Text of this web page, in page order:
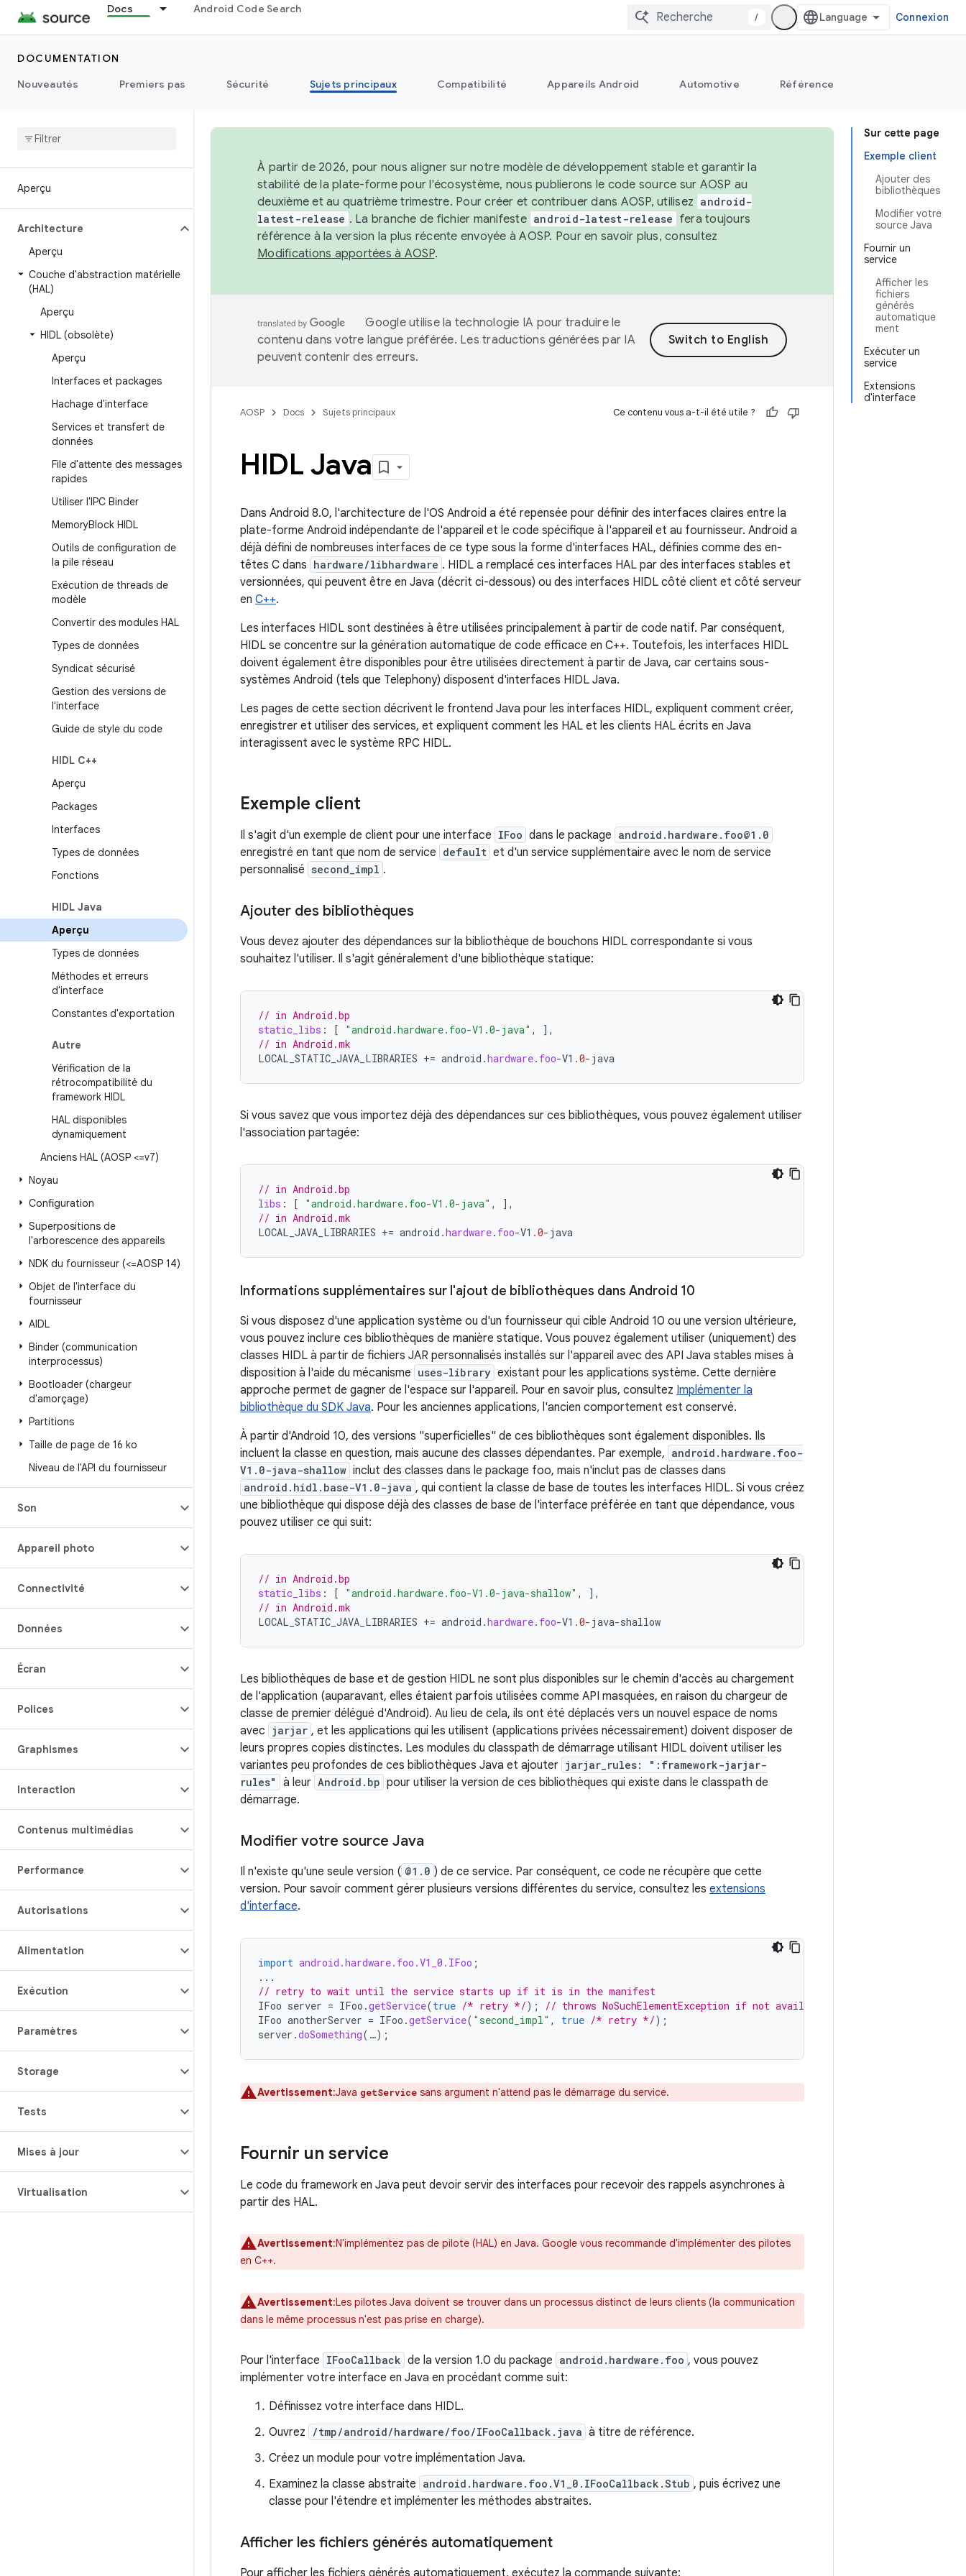
Docs Android Code Search
/ Connexion
DOCUMENTATION
Nouveautés
Premiers pas Sécurité Sujets principaux Compatibilité Appareils Android Automotive Référence
Aperçu
Architecture
Aperçu
Couche d'abstraction matérielle
(HAL)
Aperçu
HIDL (obsolète)
Aperçu
Interfaces et packages
Hachage d'interface
Services et transfert de
données
File d'attente des messages
rapides
Utiliser l'IPC Binder
MemoryBlock HIDL
Outils de configuration de
la pile réseau
Exécution de threads de
modèle
Convertir des modules HAL
Types de données
Syndicat sécurisé
Gestion des versions de
l'interface
Guide de style du code
HIDL C++
Aperçu
Packages
Interfaces
Types de données
Fonctions
HIDL Java
Aperçu
Types de données
Méthodes et erreurs
d'interface
Constantes d'exportation
Autre
Vérification de la
rétrocompatibilité du
framework HIDL
HAL disponibles
dynamiquement
Anciens HAL (AOSP <=v7)
Noyau
Configuration
Superpositions de
l'arborescence des appareils
NDK du fournisseur (<=AOSP 14)
Objet de l'interface du
fournisseur
AIDL
Binder (communication
interprocessus)
Bootloader (chargeur
d'amorçage)
Partitions
Taille de page de 16 ko
Niveau de l'API du fournisseur
Son
Appareil photo
Connectivité
Données
Écran
Polices
Graphismes
Interaction
Contenus multimédias
Performance
Autorisations
Alimentation
Exécution
Paramètres
Storage
Tests
Mises à jour
Virtualisation
Sur cette page
Exemple client
Ajouter des
bibliothèques
Modifier votre
source Java
Fournir un
service
Afficher les
fichiers
générés
automatique
ment
Exécuter un
service
Extensions
d'interface
À partir de 2026, pour nous aligner sur notre modèle de développement stable et garantir la
stabilité de la plate-forme pour l'écosystème, nous publierons le code source sur AOSP au
deuxième et au quatrième trimestre. Pour créer et contribuer dans AOSP, utilisez android-
latest-release . La branche de fichier manifeste android-latest-release fera toujours
référence à la version la plus récente envoyée à AOSP. Pour en savoir plus, consultez
Modifications apportées à AOSP.
Google utilise la technologie IA pour traduire le
contenu dans votre langue préférée. Les traductions générées par IA
peuvent contenir des erreurs.
AOSP Docs Sujets principaux Ce contenu vous a-t-il été utile ?
HIDL Java
Dans Android 8.0, l'architecture de l'OS Android a été repensée pour définir des interfaces claires entre la
plate-forme Android indépendante de l'appareil et le code spécifique à l'appareil et au fournisseur. Android a
déjà défini de nombreuses interfaces de ce type sous la forme d'interfaces HAL, définies comme des en-
têtes C dans hardware/libhardware . HIDL a remplacé ces interfaces HAL par des interfaces stables et
versionnées, qui peuvent être en Java (décrit ci-dessous) ou des interfaces HIDL côté client et côté serveur
en C++.
Les interfaces HIDL sont destinées à être utilisées principalement à partir de code natif. Par conséquent,
HIDL se concentre sur la génération automatique de code efficace en C++. Toutefois, les interfaces HIDL
doivent également être disponibles pour être utilisées directement à partir de Java, car certains sous-
systèmes Android (tels que Telephony) disposent d'interfaces HIDL Java.
Les pages de cette section décrivent le frontend Java pour les interfaces HIDL, expliquent comment créer,
enregistrer et utiliser des services, et expliquent comment les HAL et les clients HAL écrits en Java
interagissent avec le système RPC HIDL.
Exemple client
Il s'agit d'un exemple de client pour une interface IFoo dans le package android.hardware.foo@1.0
enregistré en tant que nom de service default et d'un service supplémentaire avec le nom de service
personnalisé second_impl .
Ajouter des bibliothèques
Vous devez ajouter des dépendances sur la bibliothèque de bouchons HIDL correspondante si vous
souhaitez l'utiliser. Il s'agit généralement d'une bibliothèque statique:
// in Android.bp
static_libs : [ "android.hardware.foo-V1.0-java" , ] ,
// in Android.mk
LOCAL_STATIC_JAVA_LIBRARIES += android .hardware. foo-V1 .0- java
Si vous savez que vous importez déjà des dépendances sur ces bibliothèques, vous pouvez également utiliser
l'association partagée:
// in Android.bp
libs : [ "android.hardware.foo-V1.0-java" , ] ,
// in Android.mk
LOCAL_JAVA_LIBRARIES += android .hardware. foo-V1 .0- java
Informations supplémentaires sur l'ajout de bibliothèques dans Android 10
Si vous disposez d'une application système ou d'un fournisseur qui cible Android 10 ou une version ultérieure,
vous pouvez inclure ces bibliothèques de manière statique. Vous pouvez également utiliser (uniquement) des
classes HIDL à partir de fichiers JAR personnalisés installés sur l'appareil avec des API Java stables mises à
disposition à l'aide du mécanisme uses-library existant pour les applications système. Cette dernière
approche permet de gagner de l'espace sur l'appareil. Pour en savoir plus, consultez Implémenter la
bibliothèque du SDK Java. Pour les anciennes applications, l'ancien comportement est conservé.
À partir d'Android 10, des versions "superficielles" de ces bibliothèques sont également disponibles. Ils
incluent la classe en question, mais aucune des classes dépendantes. Par exemple, android.hardware.foo-
V1.0-java-shallow inclut des classes dans le package foo, mais n'inclut pas de classes dans
android.hidl.base-V1.0-java , qui contient la classe de base de toutes les interfaces HIDL. Si vous créez
une bibliothèque qui dispose déjà des classes de base de l'interface préférée en tant que dépendance, vous
pouvez utiliser ce qui suit:
// in Android.bp
static_libs : [ "android.hardware.foo-V1.0-java-shallow" , ] ,
// in Android.mk
LOCAL_STATIC_JAVA_LIBRARIES += android .hardware. foo-V1 .0- java-shallow
Les bibliothèques de base et de gestion HIDL ne sont plus disponibles sur le chemin d'accès au chargement
de l'application (auparavant, elles étaient parfois utilisées comme API masquées, en raison du chargeur de
classe de premier délégué d'Android). Au lieu de cela, ils ont été déplacés vers un nouvel espace de noms
avec jarjar , et les applications qui les utilisent (applications privées nécessairement) doivent disposer de
leurs propres copies distinctes. Les modules du classpath de démarrage utilisant HIDL doivent utiliser les
variantes peu profondes de ces bibliothèques Java et ajouter jarjar_rules: ":framework-jarjar-
rules"
à leur Android.bp pour utiliser la version de ces bibliothèques qui existe dans le classpath de
démarrage.
Modifier votre source Java
Il n'existe qu'une seule version ( @1.0 ) de ce service. Par conséquent, ce code ne récupère que cette
version. Pour savoir comment gérer plusieurs versions différentes du service, consultez les extensions
d'interface.
import android.hardware.foo.V1_0.IFoo ;
...
// retry to wait until the service starts up if it is in the manifest
IFoo server = IFoo .getService(true /* retry */);
// throws NoSuchElementException if not available
IFoo anotherServer = IFoo .getService( "second_impl" , true /* retry */);
server .doSomething(…);
Avertissement:Java getService sans argument n'attend pas le démarrage du service.
Fournir un service
Le code du framework en Java peut devoir servir des interfaces pour recevoir des rappels asynchrones à
partir des HAL.
Avertissement:N'implémentez pas de pilote (HAL) en Java. Google vous recommande d'implémenter des pilotes
en C++.
Avertissement:Les pilotes Java doivent se trouver dans un processus distinct de leurs clients (la communication
dans le même processus n'est pas prise en charge).
Pour l'interface IFooCallback de la version 1.0 du package android.hardware.foo , vous pouvez
implémenter votre interface en Java en procédant comme suit:
Définissez votre interface dans HIDL.
Ouvrez
/tmp/android/hardware/foo/IFooCallback.java à titre de référence.
Créez un module pour votre implémentation Java.
Examinez la classe abstraite android.hardware.foo.V1_0.IFooCallback.Stub , puis écrivez une
classe pour l'étendre et implémenter les méthodes abstraites.
Afficher les fichiers générés automatiquement
Pour afficher les fichiers générés automatiquement, exécutez la commande suivante: